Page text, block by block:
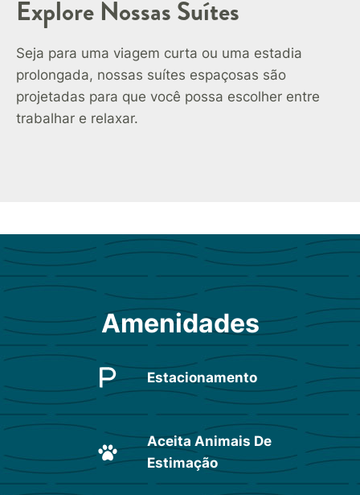
Explore Nossas Suítes
Seja para uma viagem curta ou uma estadia
prolongada, nossas suítes espaçosas são
projetadas para que você possa escolher entre
trabalhar e relaxar.
Amenidades
Estacionamento
Aceita Animais De
Estimação